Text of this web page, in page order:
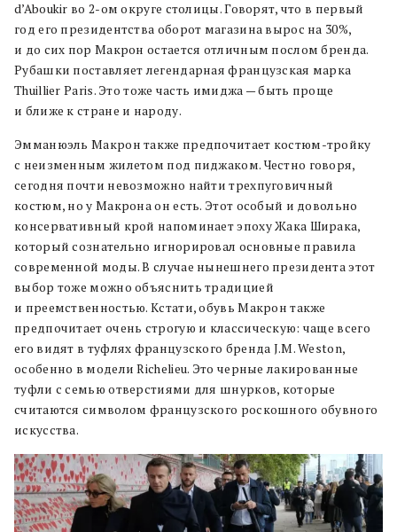
d’Aboukir во 2-ом округе столицы. Говорят, что в первый
год его президентства оборот магазина вырос на 30%,
и до сих пор Макрон остается отличным послом бренда.
Рубашки поставляет легендарная французская марка
Thuillier Paris. Это тоже часть имиджа — быть проще
и ближе к стране и народу.
Эмманюэль Макрон также предпочитает костюм-тройку
с неизменным жилетом под пиджаком. Честно говоря,
сегодня почти невозможно найти трехпуговичный
костюм, но у Макрона он есть. Этот особый и довольно
консервативный крой напоминает эпоху Жака Ширака,
который сознательно игнорировал основные правила
современной моды. В случае нынешнего президента этот
выбор тоже можно объяснить традицией
и преемственностью. Кстати, обувь Макрон также
предпочитает очень строгую и классическую: чаще всего
его видят в туфлях французского бренда J.M. Weston,
особенно в модели Richelieu. Это черные лакированные
туфли с семью отверстиями для шнурков, которые
считаются символом французского роскошного обувного
искусства.